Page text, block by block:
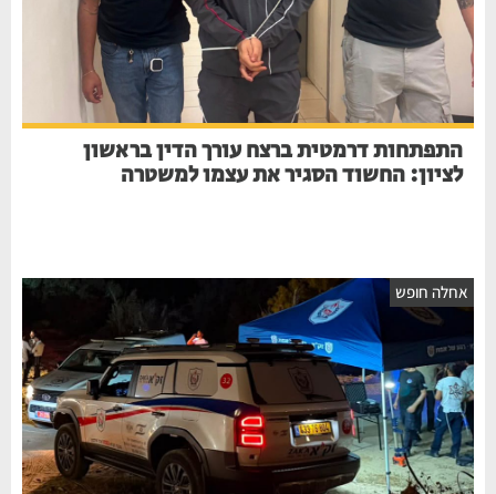
התפתחות דרמטית ברצח עורך הדין בראשון
לציון: החשוד הסגיר את עצמו למשטרה
חופש